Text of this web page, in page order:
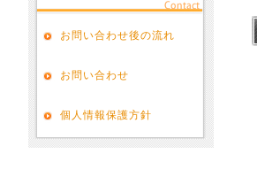
お問い合わせ後の流れ
お問い合わせ
個人情報保護方針